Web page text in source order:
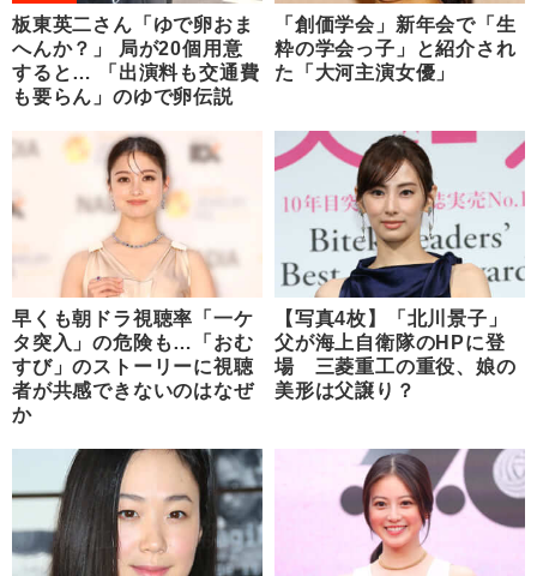
板東英二さん「ゆで卵おま
へんか？」 局が20個用意
すると… 「出演料も交通費
も要らん」のゆで卵伝説
「創価学会」新年会で「生
粋の学会っ子」と紹介され
た「大河主演女優」
早くも朝ドラ視聴率「一ケ
タ突入」の危険も…「おむ
すび」のストーリーに視聴
者が共感できないのはなぜ
か
【写真4枚】「北川景子」
父が海上自衛隊のHPに登
場 三菱重工の重役、娘の
美形は父譲り？